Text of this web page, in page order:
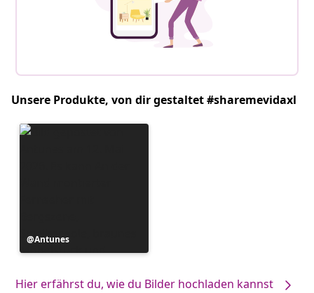
Unsere Produkte, von dir gestaltet #sharemevidaxl
Beitrag
veröffentlicht
Antunes
Hier erfährst du, wie du Bilder hochladen kannst